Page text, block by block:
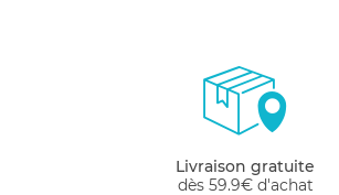
Livraison gratuite
dès 59.9€ d'achat